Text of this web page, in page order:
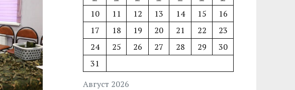
Август 2026
10
11 12 13 14 15
16
17
18 19 20 21 22
23
24
25 26 27 28 29
30
31